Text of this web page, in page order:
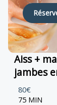
Aiss +
jambes
80€
75 MIN